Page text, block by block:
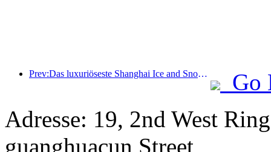
Prev:Das luxuriöseste Shanghai Ice and Snow World Hotel wird enthüllt
Go
Adresse: 19, 2nd West
guanghuacun Street